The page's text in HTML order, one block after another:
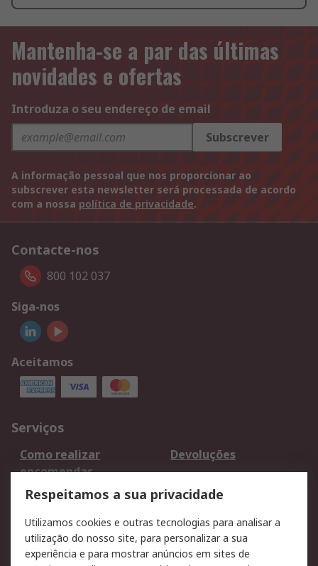
Mantenha-se a par das últimas
novidades e ofertas
Introduza o seu endereço de email
Subscrever
A informação pessoal que nos proporcionar ao
subscrever esta newsletter será processada de acordo
com a nossa política de privacidade.
Contacte-nos
800 102 037
Siga-nos
Aceitamos
Serviços
Como realizar
encomendas
Devoluções
Formas de entrega
Qualidade e ambiente
Pagamento e
faturação
Respeitamos a sua privacidade
Utilizamos cookies e outras tecnologias para analisar a
utilização do nosso site, para personalizar a sua
experiência e para mostrar anúncios em sites de